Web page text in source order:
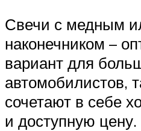
Свечи с медным
наконечником –
вариант для
автомобилистов,
сочетают в себе
и доступную цену.